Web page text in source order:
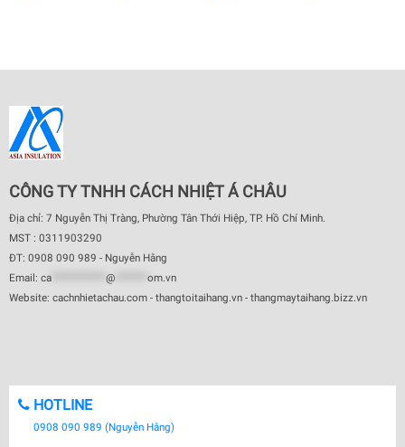
CÔNG TY TNHH CÁCH NHIỆT Á CHÂU
Địa chỉ: 7 Nguyễn Thị Tràng, Phường Tân Thới Hiệp, TP. Hồ Chí Minh.
MST : 0311903290
ĐT: 0908 090 989 - Nguyễn Hằng
Email: ca @
om.vn
Website: cachnhietachau.com - thangtoitaihang.vn - thangmaytaihang.bizz.vn
HOTLINE
0908 090 989 (Nguyễn Hằng)